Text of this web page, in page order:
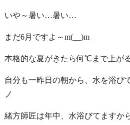
いや～暑い…暑い…
まだ6月ですよ～m(__)m
本格的な夏がきたら何℃まで上が
自分も一昨日の朝から、水を浴び
ノ
緒方師匠は年中、水浴びてますか